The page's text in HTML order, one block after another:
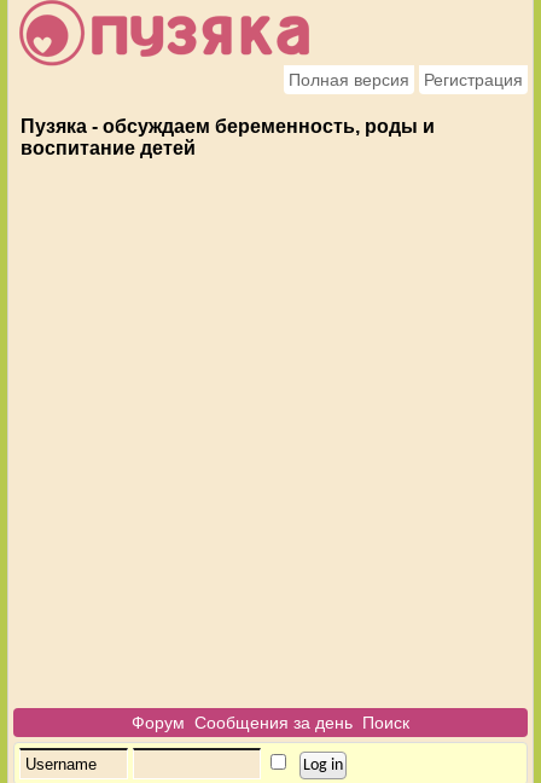
Полная версия Регистрация
Пузяка - обсуждаем беременность, роды и
воспитание детей
Форум Сообщения за день Поиск